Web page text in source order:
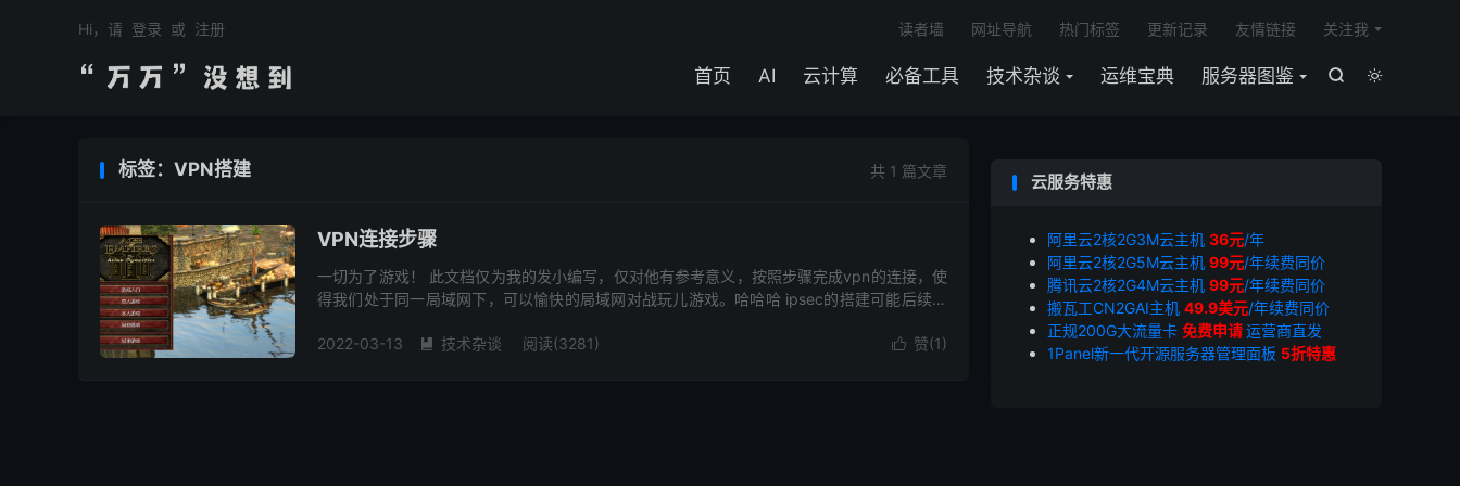


首页 AI 云计算 必备工具 技术杂谈 运维宝典 服务器图鉴
读者墙 网址导航 热门标签 更新记录 友情链接 关注我
Hi，请 登录 或 注册
共 1 篇文章
标签：VPN搭建
VPN连接步骤
一切为了游戏！ 此文档仅为我的发小编写，仅对他有参考意义，按照步骤完成vpn的连接，使
得我们处于同一局域网下，可以愉快的局域网对战玩儿游戏。哈哈哈 ipsec的搭建可能后续会
 赞(1)
2022-03-13  技术杂谈 阅读(3281)
云服务特惠
阿里云2核2G3M云主机 36元/年
阿里云2核2G5M云主机 99元/年续费同价
腾讯云2核2G4M云主机 99元/年续费同价
搬瓦工CN2GAI主机 49.9美元/年续费同价
正规200G大流量卡 免费申请运营商直发
1Panel新一代开源服务器管理面板 5折特惠